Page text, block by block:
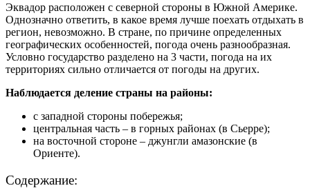
Эквадор расположен с северной стороны в Южной Америке.
Однозначно ответить, в какое время лучше поехать отдыхать в
регион, невозможно. В стране, по причине определенных
географических особенностей, погода очень разнообразная.
Условно государство разделено на 3 части, погода на их
территориях сильно отличается от погоды на других.
Наблюдается деление страны на районы:
с западной стороны побережья;
центральная часть – в горных районах (в Сьерре);
на восточной стороне – джунгли амазонские (в
Ориенте).
Содержание: